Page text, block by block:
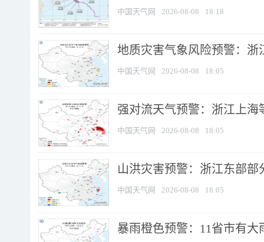
中国天气网 2026-08-08 18:18
地质灾害气象风险预警：
中国天气网 2026-08-08 18:05
强对流天气预警：浙江上海
中国天气网 2026-08-08 18:05
山洪灾害预警：浙江东部
中国天气网 2026-08-08 18:05
暴雨橙色预警：11省市有